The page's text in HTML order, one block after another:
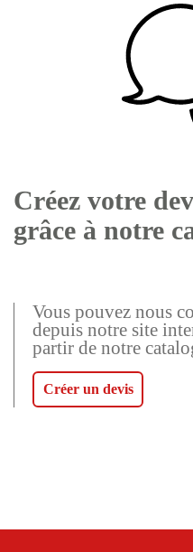
Créez votre
grâce à notre
Vous pouvez nous
depuis notre site
partir de notre
Créer un devis